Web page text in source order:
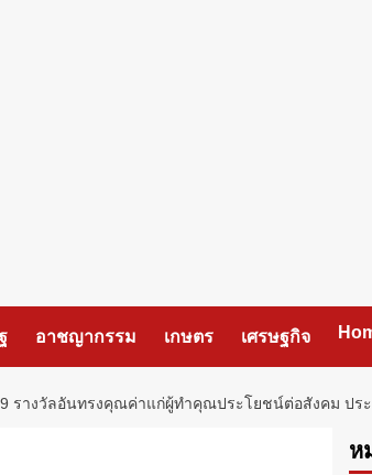
อาชญากรรม เกษตร เศรษฐกิจ
รางวัลอันทรงคุณค่าแก่ผู้ทำคุณประโยชน์ต่อสังคม ปร
ห